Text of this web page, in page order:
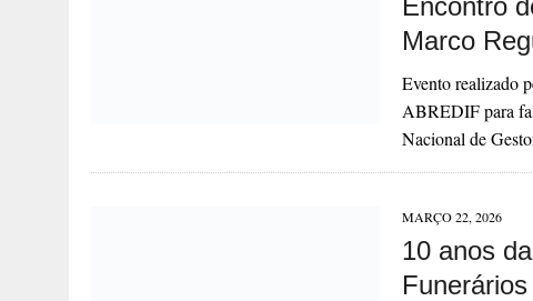
Encontro
Marco
Evento realizado
ABREDIF para
Nacional de
MARÇO 22, 2026
10 anos